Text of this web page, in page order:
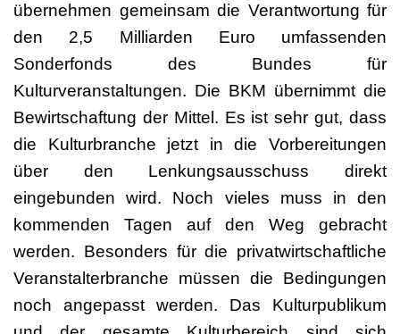
übernehmen gemeinsam die Verantwortung für
den 2,5 Milliarden Euro umfassenden
Sonderfonds des Bundes für
Kulturveranstaltungen. Die BKM übernimmt die
Bewirtschaftung der Mittel. Es ist sehr gut, dass
die Kulturbranche jetzt in die Vorbereitungen
über den Lenkungsausschuss direkt
eingebunden wird. Noch vieles muss in den
kommenden Tagen auf den Weg gebracht
werden. Besonders für die privatwirtschaftliche
Veranstalterbranche müssen die Bedingungen
noch angepasst werden. Das Kulturpublikum